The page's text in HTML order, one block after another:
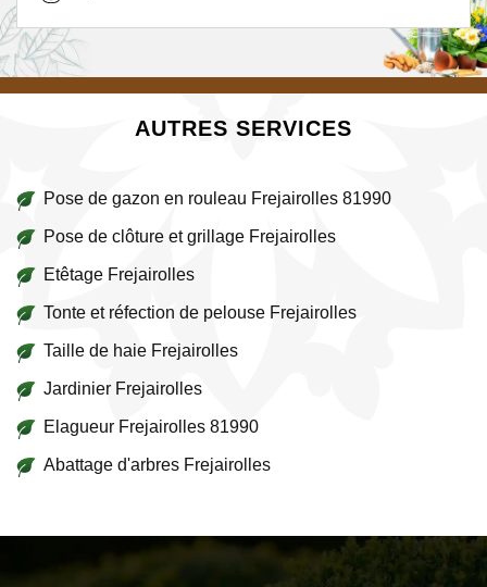
AUTRES SERVICES
Pose de gazon en rouleau Frejairolles 81990
Pose de clôture et grillage Frejairolles
Etêtage Frejairolles
Tonte et réfection de pelouse Frejairolles
Taille de haie Frejairolles
Jardinier Frejairolles
Elagueur Frejairolles 81990
Abattage d'arbres Frejairolles